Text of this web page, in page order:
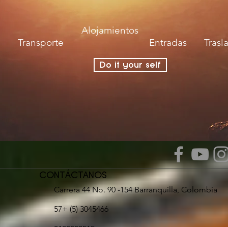
Do it your self
Alojamientos
Transporte
Entradas
CONTÁCTANOS
Carrera 44 No. 90 -154 Barranquilla, Colombia
57+ (5) 3045466